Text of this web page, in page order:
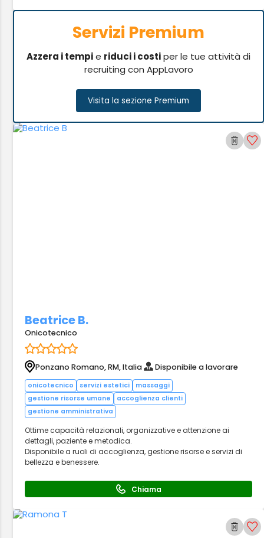
Servizi Premium
Azzera i tempie riduci i costiper le tue attività di
recruiting con AppLavoro
Visita la sezione Premium
Beatrice B.
Onicotecnico
Ponzano Romano, RM, Italia Disponibile a lavorare
onicotecnico servizi estetici
massaggi
gestione risorse umane
accoglienza clienti
gestione amministrativa
Ottime capacità relazionali, organizzative e attenzione ai
dettagli, paziente e metodica.
Disponibile a ruoli di accoglienza, gestione risorse e servizi di
bellezza e benessere.
Chiama